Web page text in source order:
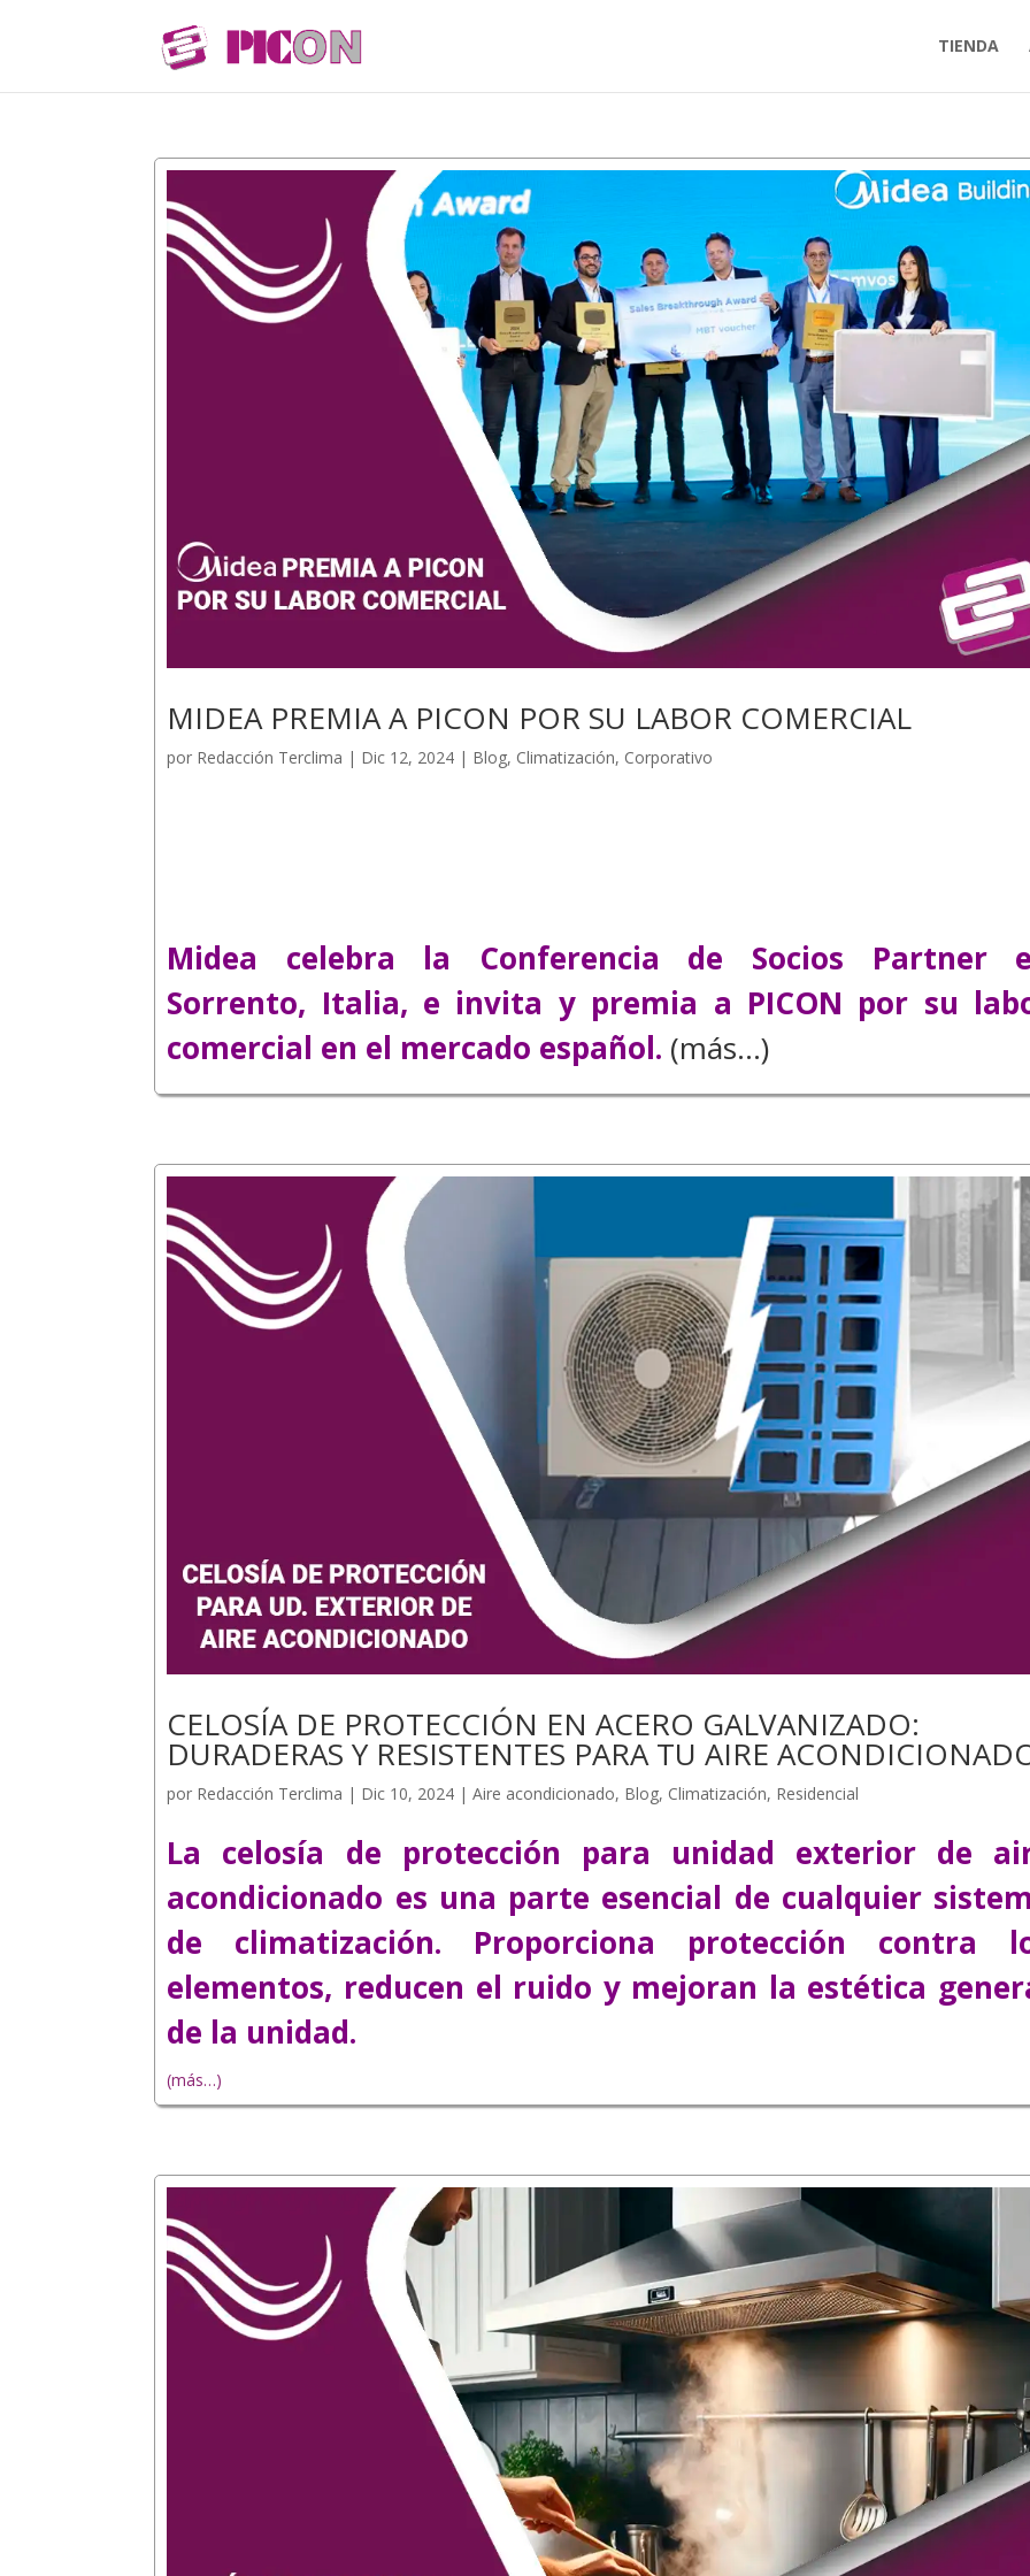
TIENDA
MIDEA PREMIA A PICON POR SU LABOR COMERCIAL
por Redacción Terclima | Dic 12, 2024 | Blog, Climatización, Corporativo
Midea celebra la Conferencia de Socios Partner
Sorrento, Italia, e invita y premia a PICON por su
comercial en el mercado español. (más…)
CELOSÍA DE PROTECCIÓN EN ACERO GALVANIZADO:
DURADERAS Y RESISTENTES PARA TU AIRE
por Redacción Terclima | Dic 10, 2024 |Aire acondicionado, Blog, Climatización, Residencial
La celosía de protección para unidad exterior de
acondicionado es una parte esencial de cualquier
de climatización. Proporciona protección contra
elementos, reducen el ruido y mejoran la estética
de la unidad.
(más…)